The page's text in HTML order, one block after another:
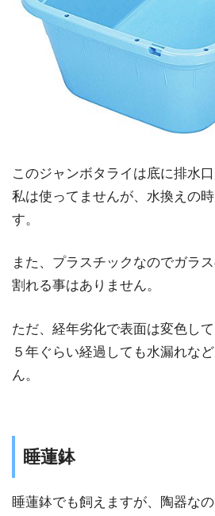
このジャンボタライは底に排水
私は使ってませんが、水換えの
す。
また、プラスチックなのでガラ
割れる事はありません。
ただ、経年劣化で表面は変色して
５年ぐらい経過しても水漏れな
ん。
睡蓮鉢
睡蓮鉢でも飼えますが、陶器な